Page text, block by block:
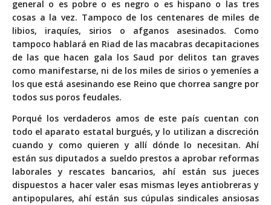
general o es pobre o es negro o es hispano o las tres
cosas a la vez. Tampoco de los centenares de miles de
libios, iraquíes, sirios o afganos asesinados. Como
tampoco hablará en Riad de las macabras decapitaciones
de las que hacen gala los Saud por delitos tan graves
como manifestarse, ni de los miles de sirios o yemeníes a
los que está asesinando ese Reino que chorrea sangre por
todos sus poros feudales.
Porqué los verdaderos amos de este país cuentan con
todo el aparato estatal burgués, y lo utilizan a discreción
cuando y como quieren y allí dónde lo necesitan. Ahí
están sus diputados a sueldo prestos a aprobar reformas
laborales y rescates bancarios, ahí están sus jueces
dispuestos a hacer valer esas mismas leyes antiobreras y
antipopulares, ahí están sus cúpulas sindicales ansiosas